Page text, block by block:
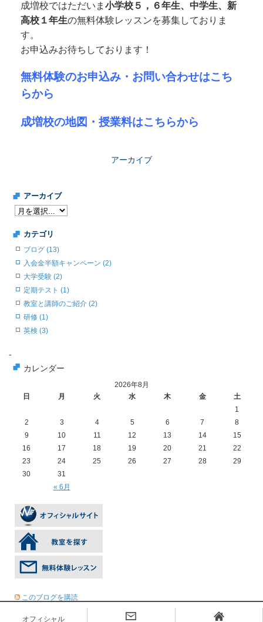
成増校ではただいま 小学校５，６年生、中学生、新
高校１年生の無料体験レッスンを募集しておりま
す。
お申込みお待ちしております！
無料体験のお申込み・お問い合わせはこち
らから
成増校の地図・授業料はこちらから
アーカイブ
アーカイブ
カテゴリ
ブログ (13)
入会金半額キャンペーン (2)
大学受験 (2)
定期テスト (1)
教室と講師のご紹介 (2)
研修 (1)
英検 (3)
-
カレンダー
2026年8月
日
月 火 水 木 金 土
« 6月
1
2
3 4 5 6 7
8
9
10 11 12 13 14
15
16
17 18 19 20 21
22
23
24 25 26 27 28
29
30
31
このブログを購読
オフィシャル